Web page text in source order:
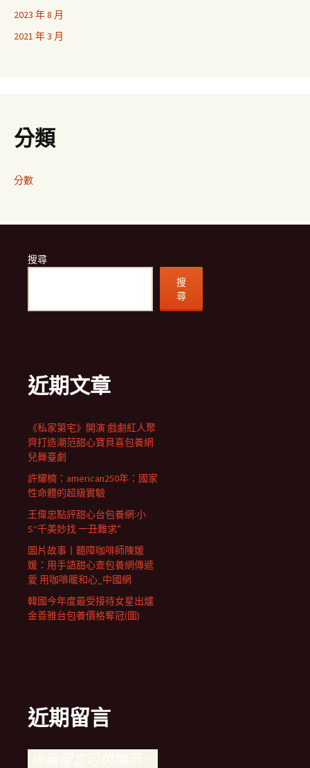
2023 年 8 月
2021 年 3 月
分類
分數
搜尋
搜
尋
近期文章
《私家第宅》開演 戲劇紅人聚
齊打造潮范甜心寶貝喜包養網
兒舞臺劇
許耀楠：american250年：國家
性命體的超級實驗
王偉忠點評甜心台包養網:小
S“千美妙找 一丑難求”
圖片故事丨聽障咖啡師陳媛
媛：用手語甜心查包養網傳遞
愛 用咖啡暖和心_中國網
韓國今年度最受接待女星出爐
金善雅台包養價格奪冠(圖)
近期留言
尚無留言可供顯示。